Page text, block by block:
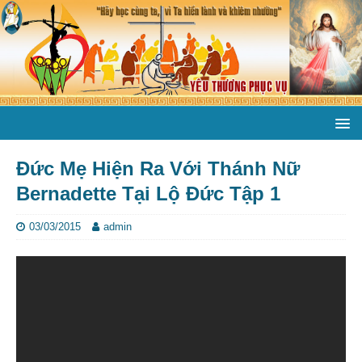
Đức Mẹ Hiện Ra Với Thánh Nữ
Bernadette Tại Lộ Đức Tập 1
03/03/2015 admin